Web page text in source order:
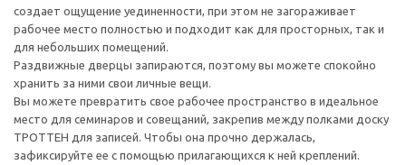
создает ощущение уединенности, при этом не загораживает
рабочее место полностью и подходит как для просторных, так и
для небольших помещений.
Раздвижные дверцы запираются, поэтому вы можете спокойно
хранить за ними свои личные вещи.
Вы можете превратить свое рабочее пространство в идеальное
место для семинаров и совещаний, закрепив между полками доску
ТРОТТЕН для записей. Чтобы она прочно держалась,
зафиксируйте ее с помощью прилагающихся к ней креплений.